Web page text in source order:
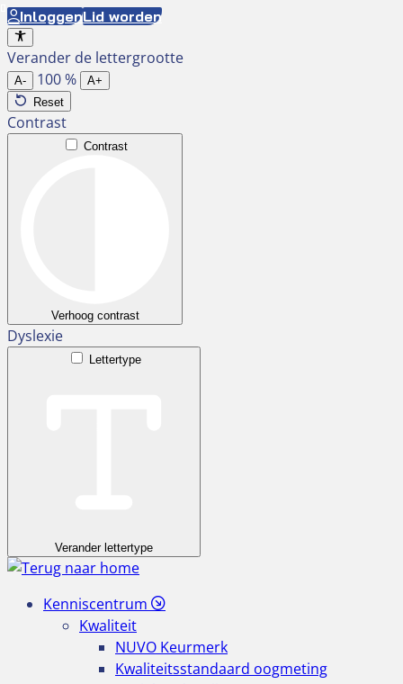
Ga
naar
de
inhoud
InloggenLid worden
Verander de lettergrootte
A- 100%
A+
Reset
Contrast
Contrast
Verhoog contrast
Dyslexie
Lettertype
Verander lettertype
Kenniscentrum
Kwaliteit
NUVO Keurmerk
Kwaliteitsstandaard oogmeting